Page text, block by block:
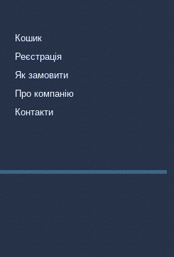
Кошик
Реєстрація
Як замовити
Про компанію
Контакти